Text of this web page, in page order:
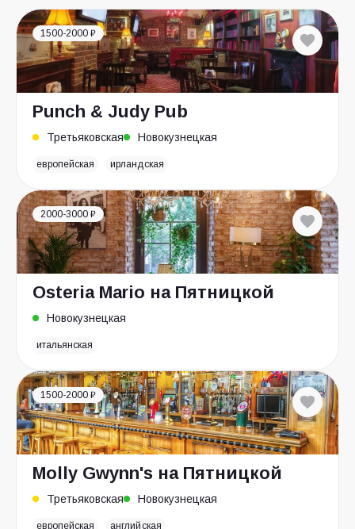
1500-2000 ₽
Punch & Judy Pub
Третьяковская Новокузнецкая
европейская ирландская
2000-3000 ₽
Osteria Mario на Пятницкой
Новокузнецкая
итальянская
1500-2000 ₽
Molly Gwynn's на Пятницкой
Третьяковская Новокузнецкая
европейская английская